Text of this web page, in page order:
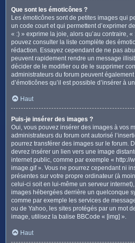
Que sont les émoticônes ?
Les émoticônes sont de petites images qui
un code court et qui permettent d’exprimer
« :) » exprime la joie, alors qu’au contraire,
pouvez consulter la liste complète des
rédaction. Essayez cependant de ne pas
peuvent rapidement rendre un message
décider de le modifier ou de le supprimer
administrateurs du forum peuvent
d’émoticônes qu’il est possible d’insérer à
Haut
Puis-je insérer des images ?
Oui, vous pouvez insérer des images à vos
administrateurs du forum ont autorisé
pourrez transférer des images sur le forum.
devrez insérer un lien vers une image
internet public, comme par exemple « http://
image.gif ». Vous ne pourrez cependant ni
présentes sur votre propre ordinateur (à
celui-ci soit en lui-même un serveur
images hébergées derrière un quelconque
comme par exemple les services de
ou de Yahoo, les sites protégés par un mot
image, utilisez la balise BBCode « [img] ».
Haut